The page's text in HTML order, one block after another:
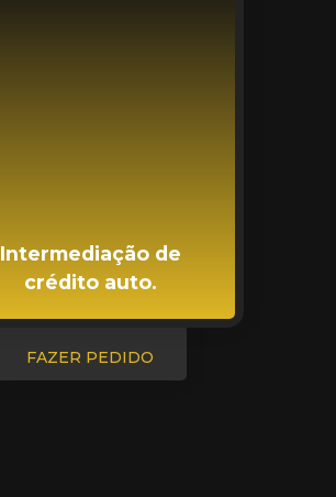
Intermediação de
crédito auto.
FAZER PEDIDO